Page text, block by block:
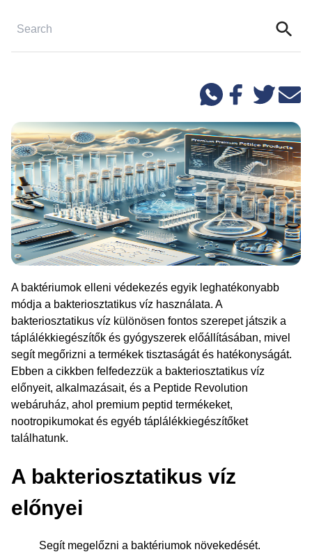
A baktériumok elleni védekezés egyik leghatékonyabb
módja a bakteriosztatikus víz használata. A
bakteriosztatikus víz különösen fontos szerepet játszik a
táplálékkiegészítők és gyógyszerek előállításában, mivel
segít megőrizni a termékek tisztaságát és hatékonyságát.
Ebben a cikkben felfedezzük a bakteriosztatikus víz
előnyeit, alkalmazásait, és a Peptide Revolution
webáruház, ahol premium peptid termékeket,
nootropikumokat és egyéb táplálékkiegészítőket
találhatunk.
A bakteriosztatikus víz
előnyei
Segít megelőzni a baktériumok növekedését.